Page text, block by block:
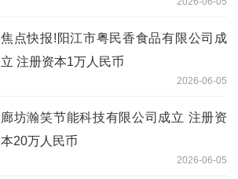
焦点快报!阳江市粤民香食品有限公司成
立 注册资本1万人民币
2026-06-05
廊坊瀚笑节能科技有限公司成立 注册资
本20万人民币
2026-06-05